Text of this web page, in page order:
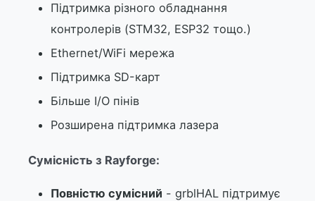
Підтримка різного обладнання
контролерів (STM32, ESP32 тощо.)
Ethernet/WiFi мережа
Підтримка SD-карт
Більше I/O пінів
Розширена підтримка лазера
Сумісність з Rayforge:
Повністю сумісний - grblHAL підтримує